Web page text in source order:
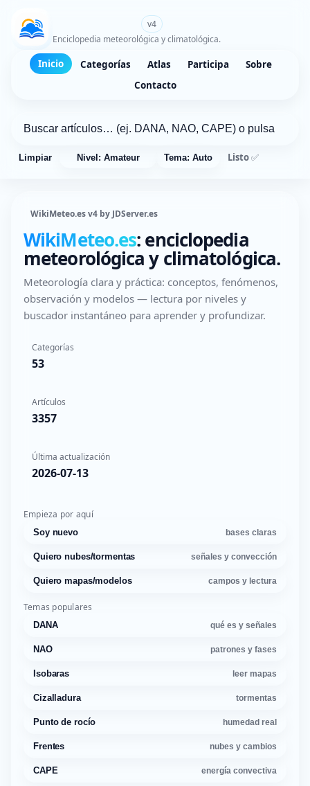
v4
Enciclopedia meteorológica y climatológica.
Inicio Categorías Atlas Participa
Sobre
Contacto
Limpiar Nivel: Amateur Tema: Auto Listo ✅
WikiMeteo.es v4 by JDServer.es
WikiMeteo.es: enciclopedia
meteorológica y climatológica.
Meteorología clara y práctica: conceptos, fenómenos,
observación y modelos — lectura por niveles y
buscador instantáneo para aprender y profundizar.
Categorías
53
Artículos
3357
Última actualización
2026-07-13
Empieza por aquí
Soy nuevo bases claras
Quiero nubes/tormentas señales y convección
Quiero mapas/modelos campos y lectura
Temas populares
DANA qué es y señales
NAO patrones y fases
Isobaras leer mapas
Cizalladura tormentas
Punto de rocío humedad real
Frentes nubes y cambios
CAPE energía convectiva